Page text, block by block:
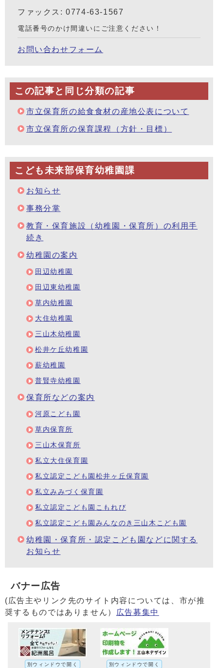
ファックス: 0774-63-1567
電話番号のかけ間違いにご注意ください！
お問い合わせフォーム
この記事と同じ分類の記事
市立保育所の給食食材の産地公表について
市立保育所の保育課程（方針・目標）
こども未来部保育幼稚園課
お知らせ
事務分掌
教育・保育施設（幼稚園・保育所）の利用手
続き
幼稚園の案内
田辺幼稚園
田辺東幼稚園
草内幼稚園
大住幼稚園
三山木幼稚園
松井ケ丘幼稚園
薪幼稚園
普賢寺幼稚園
保育所などの案内
河原こども園
草内保育所
三山木保育所
私立大住保育園
私立認定こども園松井ヶ丘保育園
私立みみづく保育園
私立認定こども園こもれび
私立認定こども園みんなのき三山木こども園
幼稚園・保育所・認定こども園などに関する
お知らせ
バナー広告
(広告主やリンク先のサイト内容については、市が推
奨するものではありません）
広告募集中
別ウィンドウで開く 別ウィンドウで開く